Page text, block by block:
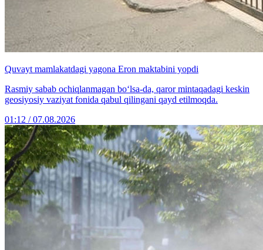
Quvayt mamlakatdagi yagona Eron maktabini yopdi
Rasmiy sabab ochiqlanmagan bo‘lsa-da, qaror mintaqadagi keskin
geosiyosiy vaziyat fonida qabul qilingani qayd etilmoqda.
01:12 / 07.08.2026